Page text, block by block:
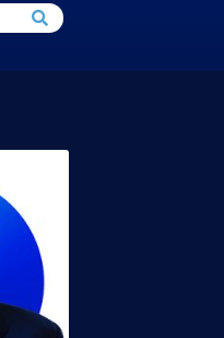
Search